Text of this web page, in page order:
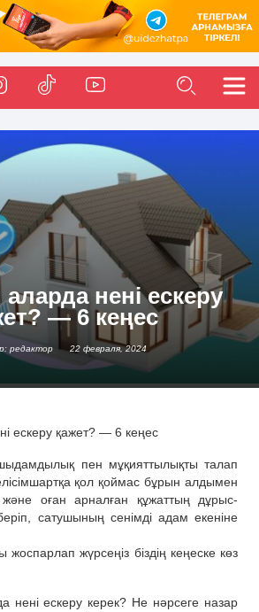
нені ескеру
— 6 кеңес
редактор 22 февраля, 2024
ескеру қажет? — 6 кеңес
пен мұқияттылықты талап
қол қоймас бұрын алдымен
және оған арналған құжаттың дұрыс-
сатушының сенімді адам екеніне
жоспарлап жүрсеңіз біздің кеңеске көз
нені ескеру керек? Не нәрсеге назар